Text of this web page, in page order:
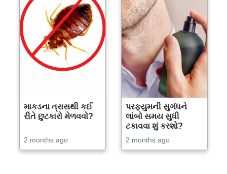
માકડના ત્રાસથી કઈ
રીતે છુટકારો મેળવવો?
2 months ago
પરફ્યુમની સુગંધને
લાંબો સમય સુધી
ટકાવવા શું કરશો?
2 months ago